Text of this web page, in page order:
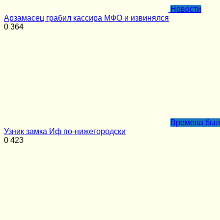
Новости
Арзамасец грабил кассира МФО и извинялся
0 364
Времена
Узник замка Иф по-нижегородски
0 423